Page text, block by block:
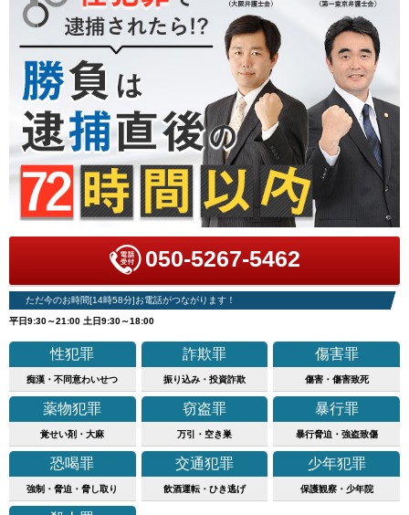
050-5267-5462
ただ今のお時間[14時58分]お電話がつながります！
平日9:30～21:00 土日9:30～18:00
性犯罪
痴漢・不同意わいせつ
詐欺罪
振り込み・投資詐欺
傷害罪
傷害・傷害致死
薬物犯罪
覚せい剤・大麻
窃盗罪
万引・空き巣
暴行罪
暴行脅迫・強盗致傷
恐喝罪
強制・脅迫・脅し取り
交通犯罪
飲酒運転・ひき逃げ
少年犯罪
保護観察・少年院